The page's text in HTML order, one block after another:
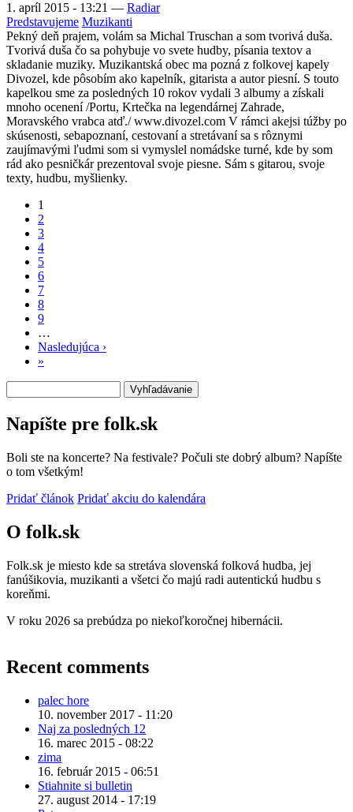
1. apríl 2015 - 13:21 — Radiar
Predstavujeme Muzikanti
Pekný deň prajem, volám sa Michal Truschan a som tvorivá duša.
Tvorivá duša čo sa pohybuje vo svete hudby, písania textov a
skladanie muziky. Muzikantská obec ma pozná z folkovej kapely
Divozel, kde pôsobím ako kapelník, gitarista a autor piesní. S touto
kapelkou sme za posledných 10 rokov vydali 3 albumy a získali
mnoho ocenení /Portu, Krtečka na legendárnej Zahrade,
Moravského vrabca atď./ www.divozel.com V rámci akejsi túžby po
skúsenosti, sebapoznaní, cestovaní a stretávaní sa s rôznymi
zaujímavými ľudmi som si vymyslel nomádske turné, kde by som
rád ako pesničkár prezentoval svoje piesne. Sám s gitarou, svoje
texty, hudbu, myšlienky.
Stránkovanie
1
2
3
4
5
6
7
8
9
…
Nasledujúca ›
»
Napíšte pre folk.sk
Boli ste na koncerte? Na festivale? Počuli ste dobrý album? Napíšte
o tom všetkým!
Pridať článok Pridať akciu do kalendára
O folk.sk
Folk.sk je miesto kde sa stretáva slovenská folková hudba, jej
fanúšikovia, muzikanti a všetci čo majú radi autentickú hudbu s
koreňmi.
V roku 2026 sa prebúdza po niekoľkoročnej hibernácii.
Recent comments
palec hore
10. november 2017 - 11:20
Naj za posledných 12
16. marec 2015 - 08:22
zima
16. február 2015 - 06:51
Stiahnite si bulletin
27. august 2014 - 17:19